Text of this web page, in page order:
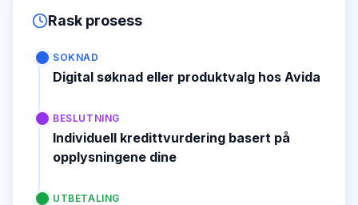
Rask prosess
SOKNAD
Digital søknad eller produktvalg hos Avida
BESLUTNING
Individuell kredittvurdering basert på
opplysningene dine
UTBETALING